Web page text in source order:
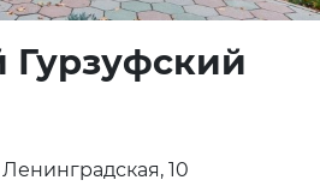
Гурзуфский
Ленинградская, 10